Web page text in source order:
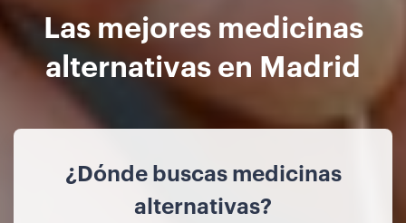
Las mejores medicinas
alternativas en Madrid
¿Dónde buscas medicinas
alternativas?